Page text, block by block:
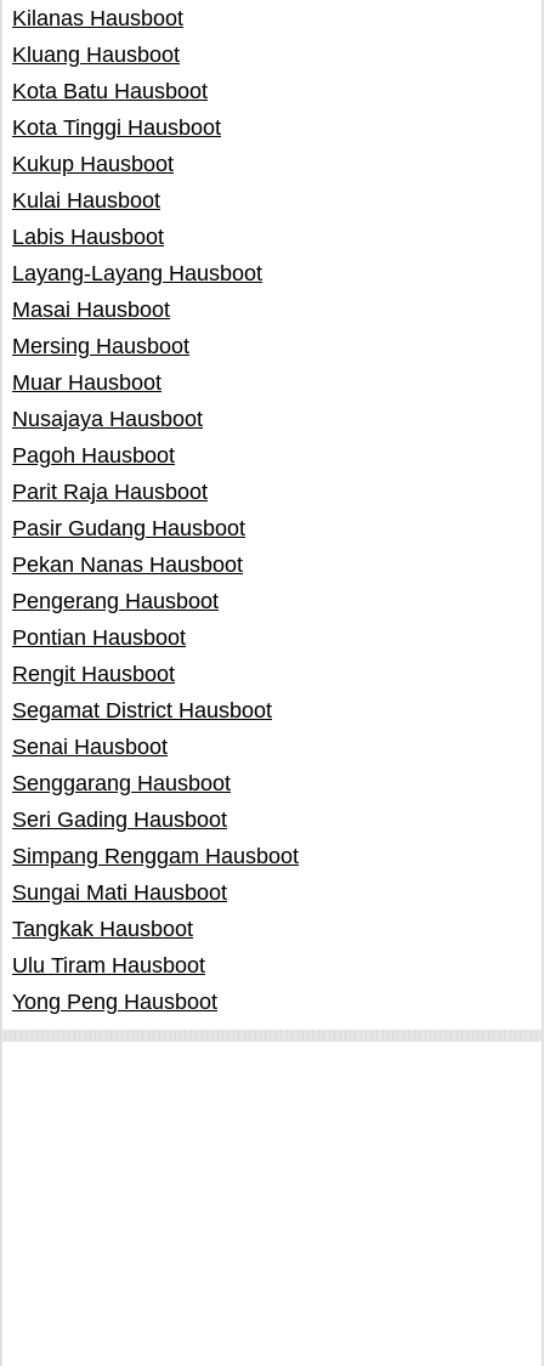
Kilanas Hausboot
Kluang Hausboot
Kota Batu Hausboot
Kota Tinggi Hausboot
Kukup Hausboot
Kulai Hausboot
Labis Hausboot
Layang-Layang Hausboot
Masai Hausboot
Mersing Hausboot
Muar Hausboot
Nusajaya Hausboot
Pagoh Hausboot
Parit Raja Hausboot
Pasir Gudang Hausboot
Pekan Nanas Hausboot
Pengerang Hausboot
Pontian Hausboot
Rengit Hausboot
Segamat District Hausboot
Senai Hausboot
Senggarang Hausboot
Seri Gading Hausboot
Simpang Renggam Hausboot
Sungai Mati Hausboot
Tangkak Hausboot
Ulu Tiram Hausboot
Yong Peng Hausboot